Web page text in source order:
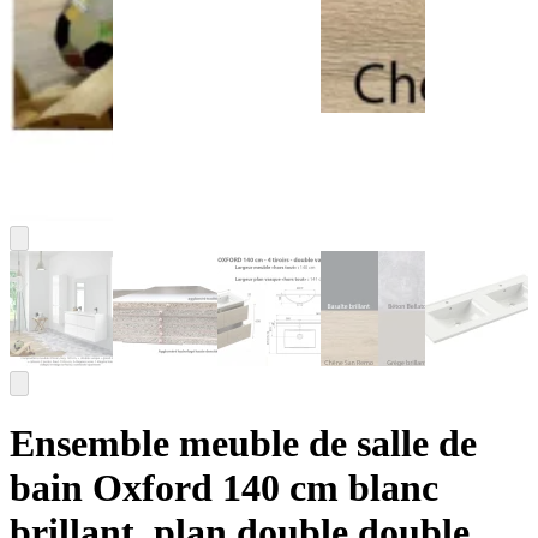
Ensemble meuble de salle de
bain Oxford 140 cm blanc